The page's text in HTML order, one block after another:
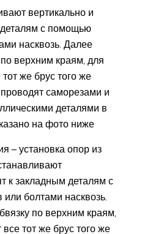
вертикально и
с помощью
насквозь. Далее
верхним краям, для
же брус того же
саморезами и
деталями в
на фото ниже
– установка опор из
к закладным деталям с
болтами насквозь.
по верхним краям,
тот же брус того же